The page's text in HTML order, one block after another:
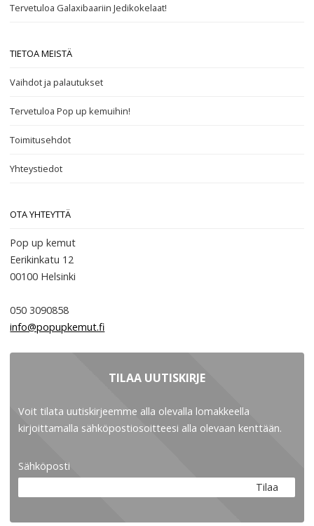
Tervetuloa Galaxibaariin Jedikokelaat!
TIETOA MEISTÄ
Vaihdot ja palautukset
Tervetuloa Pop up kemuihin!
Toimitusehdot
Yhteystiedot
OTA YHTEYTTÄ
Pop up kemut
Eerikinkatu 12
00100 Helsinki
050 3090858
info@popupkemut.fi
TILAA UUTISKIRJE
Voit tilata uutiskirjeemme alla olevalla lomakkeella
kirjoittamalla sähköpostiosoitteesi alla olevaan kenttään.
Sähköposti
Tilaa